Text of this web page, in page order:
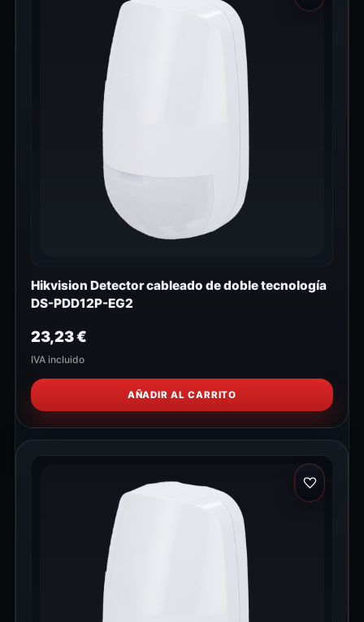
Hikvision Detector cableado de doble tecnología
DS-PDD12P-EG2
23,23€
IVA incluido
AÑADIR AL CARRITO